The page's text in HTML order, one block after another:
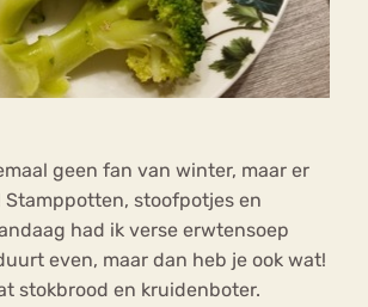
geen fan van winter, maar er
Stamppotten, stoofpotjes en
had ik verse erwtensoep
even, maar dan heb je ook wat!
stokbrood en kruidenboter.